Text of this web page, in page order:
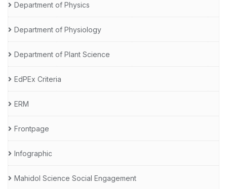
Department of Physics
Department of Physiology
Department of Plant Science
EdPEx Criteria
ERM
Frontpage
Infographic
Mahidol Science Social Engagement